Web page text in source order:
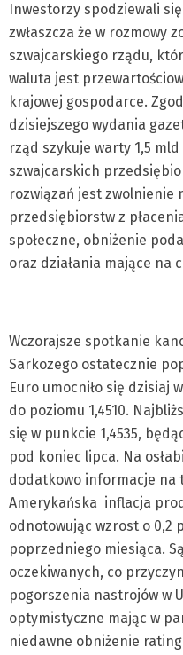
Inwestorzy spodziewali
zwłaszcza że w rozmowy
szwajcarskiego rządu,
waluta jest
krajowej gospodarce.
dzisiejszego wydania
rząd szykuje warty 1,5
szwajcarskich
rozwiązań jest zwolnienie
przedsiębiorstw z
społeczne, obniżenie
oraz działania mające na
Wczorajsze spotkanie
Sarkozego ostatecznie
Euro umocniło się dzisiaj
do poziomu 1,4510.
się w punkcie 1,4535,
pod koniec lipca. Na
dodatkowo informacje na
Amerykańska inflacja
odnotowując wzrost o 0,2
poprzedniego miesiąca.
oczekiwanych, co
pogorszenia nastrojów w
optymistyczne mając w
niedawne obniżenie